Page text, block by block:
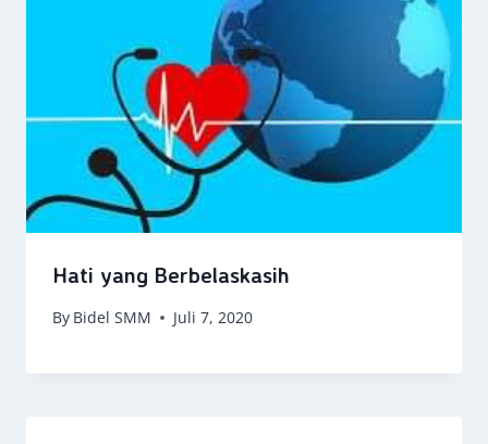
Hati yang Berbelaskasih
By Bidel SMM Juli 7, 2020